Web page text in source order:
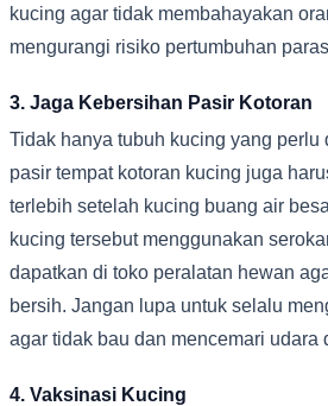
kucing agar tidak membahayakan
mengurangi risiko pertumbuhan
3. Jaga Kebersihan Pasir Kotoran
Tidak hanya tubuh kucing yang perlu
pasir tempat kotoran kucing juga
terlebih setelah kucing buang air
kucing tersebut menggunakan
dapatkan di toko peralatan hewan
bersih. Jangan lupa untuk selalu
agar tidak bau dan mencemari udara
4. Vaksinasi Kucing